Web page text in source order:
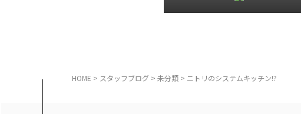
HOME > スタッフブログ > 未分類 > ニトリのシステムキッチン!?